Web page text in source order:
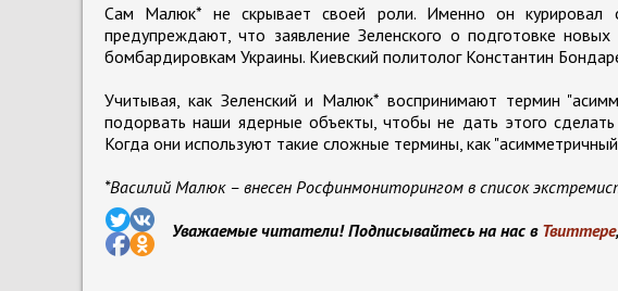
Сам Малюк* не скрывает своей роли. Именно он курировал
предупреждают, что заявление Зеленского о подготовке
бомбардировкам Украины. Киевский политолог Константин
Учитывая, как Зеленский и Малюк* воспринимают термин
подорвать наши ядерные объекты, чтобы не дать этого
Когда они используют такие сложные термины, как
*Василий Малюк – внесен Росфинмониторингом в список
Уважаемые читатели! Подписывайтесь на нас в Твиттере,